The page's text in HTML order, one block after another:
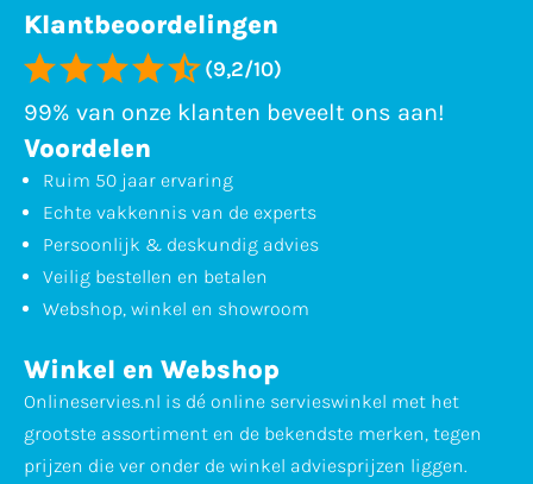
Klantbeoordelingen
(9,2/10)
99% van onze klanten beveelt ons aan!
Voordelen
Ruim 50 jaar ervaring
Echte vakkennis van de experts
Persoonlijk & deskundig advies
Veilig bestellen en betalen
Webshop, winkel en showroom
Winkel en Webshop
Onlineservies.nl is dé online servieswinkel met het
grootste assortiment en de bekendste merken, tegen
prijzen die ver onder de winkel adviesprijzen liggen.